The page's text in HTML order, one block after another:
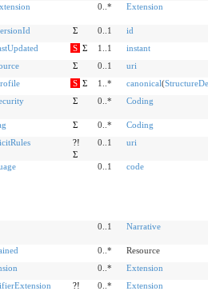
0..* Extension
Σ 0..1 id
S Σ 1..1 instant
Σ 0..1 uri
S Σ 1..* canonical(
Σ 0..* Coding
Σ 0..* Coding
?!
Σ
0..1 uri
0..1 code
0..1 Narrative
0..* Resource
0..* Extension
?! 0..* Extension